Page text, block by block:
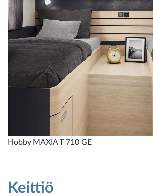
Hobby MAXIA T 710 GE
Keittiö